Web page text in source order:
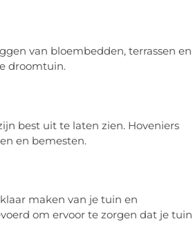
van bloembedden, terrassen en
droomtuin.
best uit te laten zien. Hoveniers
en bemesten.
maken van je tuin en
om ervoor te zorgen dat je tuin